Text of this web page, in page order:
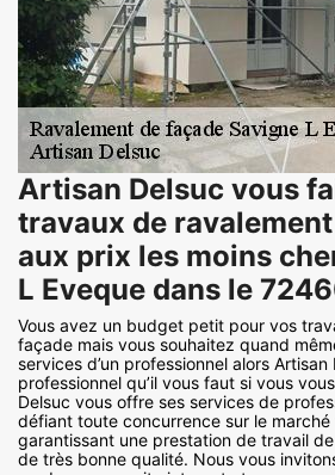
Artisan Delsuc vous
travaux de
aux prix les moins
L Eveque dans le
Vous avez un budget petit pour vos
façade mais vous souhaitez quand
services d’un professionnel alors Artisan
professionnel qu’il vous faut si vous
Delsuc vous offre ses services de
défiant toute concurrence sur le
garantissant une prestation de travail
de très bonne qualité. Nous vous